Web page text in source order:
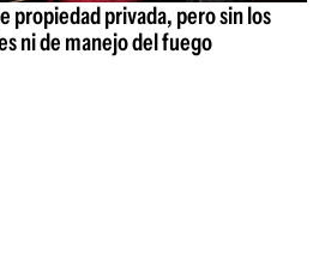
propiedad privada, pero sin los
ni de manejo del fuego